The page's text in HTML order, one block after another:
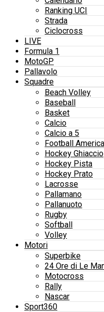
Ranking UCI
Strada
Ciclocross
LIVE
Formula 1
MotoGP
Pallavolo
Squadre
Beach Volley
Baseball
Basket
Calcio
Calcio a 5
Football
Hockey Ghiaccio
Hockey Pista
Hockey Prato
Lacrosse
Pallamano
Pallanuoto
Rugby
Softball
Volley
Motori
Superbike
24 Ore di Le
Motocross
Rally
Nascar
Sport360